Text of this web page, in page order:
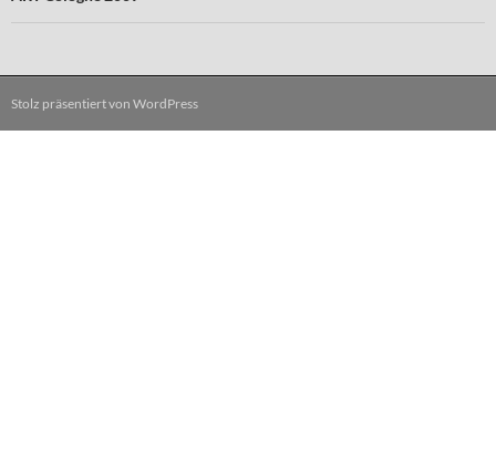
Stolz präsentiert von WordPress